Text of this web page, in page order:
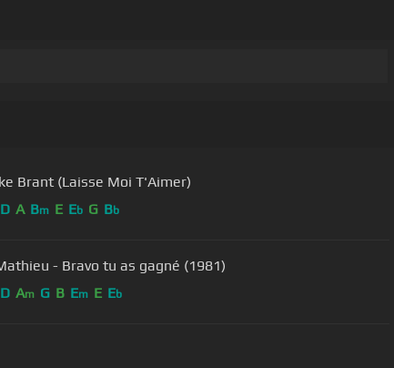
Brant (Laisse Moi T'Aimer)
D A Bm E Eb G Bb
- Bravo tu as gagné (1981)
D Am G B Em E Eb